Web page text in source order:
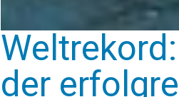
Weltrekord:
der